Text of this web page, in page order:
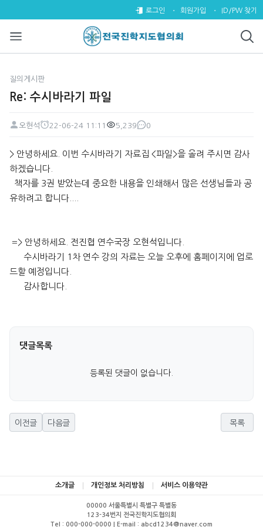
Re: 수시바라기 파일 > 질의게시
로그인 회원가입 ID/PW 찾기
질의게시판
Re: 수시바라기 파일
페이지 정보
오현석
22-06-24 11:11
5,239
댓글
0
본문
> 안녕하세요. 이번 수시바라기 자료집 <파일>을 올려 주시면 감사
하겠습니다.
책자를 3권 받았는데 중요한 내용을 인쇄해서 많은 선생님들과 공
유하려고 합니다....
=> 안녕하세요. 전진협 연수국장 오현석입니다.
수시바라기 1차 연수 강의 자료는 오늘 오후에 홈페이지에 업로
드할 예정입니다.
감사합니다.
댓글목록
등록된 댓글이 없습니다.
이전글 다음글 목록
소개글 개인정보 처리방침 서비스 이용약관
00000 서울특별시 특별구 특별동
123-34번지 전국진학지도협의회
Tel : 000-000-0000 | E-mail : abcd1234@naver.com